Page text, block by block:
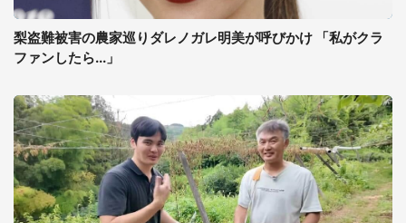
梨盗難被害の農家巡りダレノガレ明美が呼びかけ 「私がクラ
ファンしたら...」